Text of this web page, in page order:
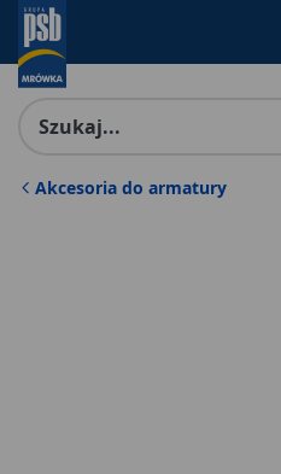
Akcesoria do armatury